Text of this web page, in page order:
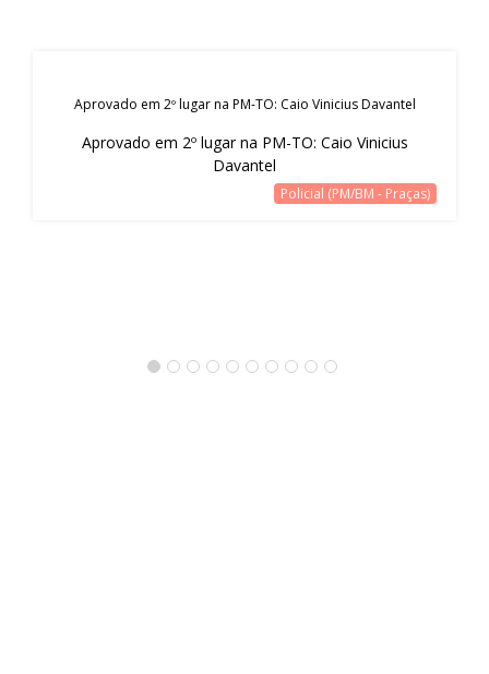
Aprovado em 2º lugar na PM-TO: Caio Vinicius Davantel
Aprovado em 2º lugar na PM-TO: Caio Vinicius
Davantel
Policial (PM/BM - Praças)